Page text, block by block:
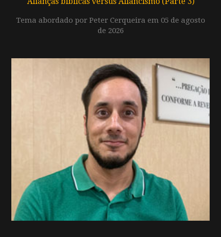
Tema abordado por Peter Cerqueira em 05 de agosto
de 2026